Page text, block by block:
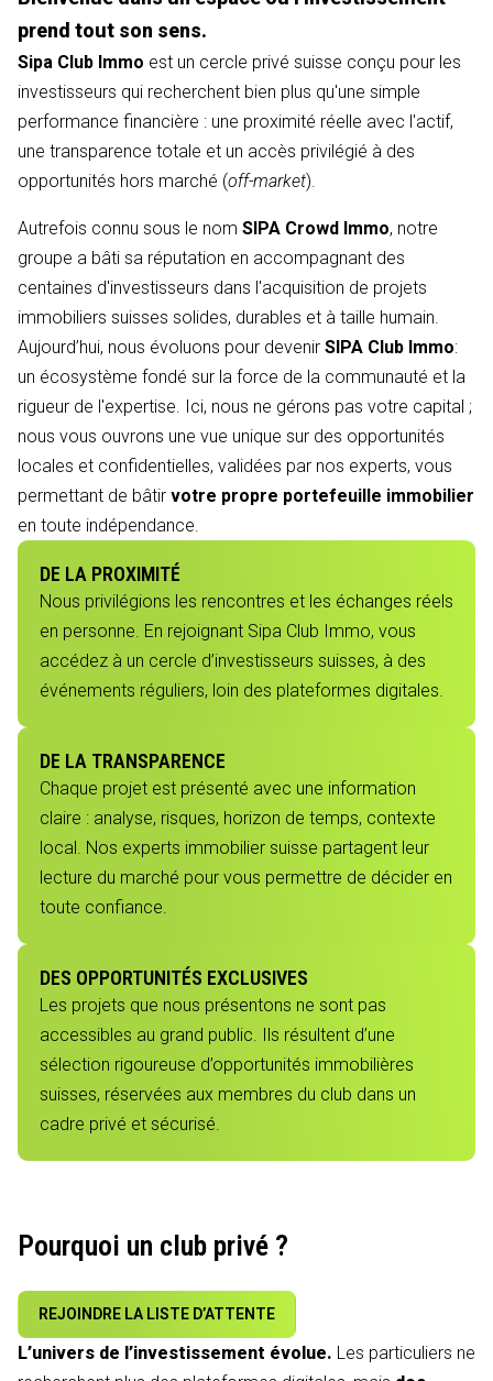
prend tout son sens.
Sipa Club Immo est un cercle privé suisse conçu pour les
investisseurs qui recherchent bien plus qu'une simple
performance financière : une proximité réelle avec l'actif,
une transparence totale et un accès privilégié à des
opportunités hors marché (off-market).
Autrefois connu sous le nom SIPA Crowd Immo, notre
groupe a bâti sa réputation en accompagnant des
centaines d'investisseurs dans l'acquisition de projets
immobiliers suisses solides, durables et à taille humain.
Aujourd’hui, nous évoluons pour devenir SIPA Club Immo:
un écosystème fondé sur la force de la communauté et la
rigueur de l'expertise. Ici, nous ne gérons pas votre capital ;
nous vous ouvrons une vue unique sur des opportunités
locales et confidentielles, validées par nos experts, vous
permettant de bâtir votre propre portefeuille immobilier
en toute indépendance.
DE LA PROXIMITÉ
Nous privilégions les rencontres et les échanges réels
en personne. En rejoignant Sipa Club Immo, vous
accédez à un cercle d’investisseurs suisses, à des
événements réguliers, loin des plateformes digitales.
DE LA TRANSPARENCE
Chaque projet est présenté avec une information
claire : analyse, risques, horizon de temps, contexte
local. Nos experts immobilier suisse partagent leur
lecture du marché pour vous permettre de décider en
toute confiance.
DES OPPORTUNITÉS EXCLUSIVES
Les projets que nous présentons ne sont pas
accessibles au grand public. Ils résultent d’une
sélection rigoureuse d’opportunités immobilières
suisses, réservées aux membres du club dans un
cadre privé et sécurisé.
Pourquoi un club privé ?
REJOINDRE LA LISTE D’ATTENTE
L’univers de l’investissement évolue. Les particuliers ne